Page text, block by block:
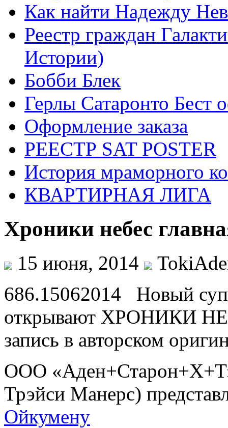
Как найти Надежду
Реестр граждан
Истории)
Бобби Блек
Герлы Сатаронто Бест
Оформление заказа
РЕЕСТР SAT POSTER
История мраморного
КВАРТИРНАЯ ЛИГА
Хроники небес
15 июня, 2014
686.15062014 Новый
открывают ХРОНИКИ
запись в авторском
ООО
Трэйси Манерс)
Ойкумену